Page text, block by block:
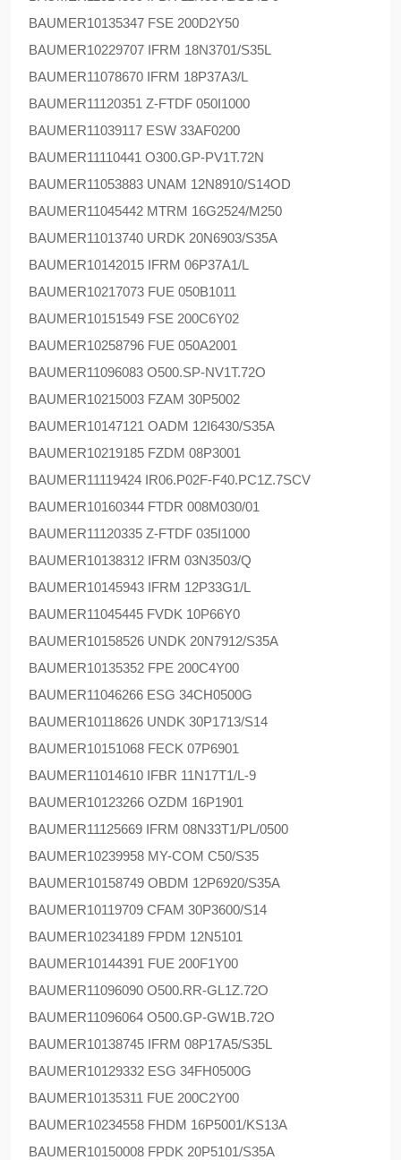
BAUMER10135347 FSE 200D2Y50
BAUMER10229707 IFRM 18N3701/S35L
BAUMER11078670 IFRM 18P37A3/L
BAUMER11120351 Z-FTDF 050I1000
BAUMER11039117 ESW 33AF0200
BAUMER11110441 O300.GP-PV1T.72N
BAUMER11053883 UNAM 12N8910/S14OD
BAUMER11045442 MTRM 16G2524/M250
BAUMER11013740 URDK 20N6903/S35A
BAUMER10142015 IFRM 06P37A1/L
BAUMER10217073 FUE 050B1011
BAUMER10151549 FSE 200C6Y02
BAUMER10258796 FUE 050A2001
BAUMER11096083 O500.SP-NV1T.72O
BAUMER10215003 FZAM 30P5002
BAUMER10147121 OADM 12I6430/S35A
BAUMER10219185 FZDM 08P3001
BAUMER11119424 IR06.P02F-F40.PC1Z.7SCV
BAUMER10160344 FTDR 008M030/01
BAUMER11120335 Z-FTDF 035I1000
BAUMER10138312 IFRM 03N3503/Q
BAUMER10145943 IFRM 12P33G1/L
BAUMER11045445 FVDK 10P66Y0
BAUMER10158526 UNDK 20N7912/S35A
BAUMER10135352 FPE 200C4Y00
BAUMER11046266 ESG 34CH0500G
BAUMER10118626 UNDK 30P1713/S14
BAUMER10151068 FECK 07P6901
BAUMER11014610 IFBR 11N17T1/L-9
BAUMER10123266 OZDM 16P1901
BAUMER11125669 IFRM 08N33T1/PL/0500
BAUMER10239958 MY-COM C50/S35
BAUMER10158749 OBDM 12P6920/S35A
BAUMER10119709 CFAM 30P3600/S14
BAUMER10234189 FPDM 12N5101
BAUMER10144391 FUE 200F1Y00
BAUMER11096090 O500.RR-GL1Z.72O
BAUMER11096064 O500.GP-GW1B.72O
BAUMER10138745 IFRM 08P17A5/S35L
BAUMER10129332 ESG 34FH0500G
BAUMER10135311 FUE 200C2Y00
BAUMER10234558 FHDM 16P5001/KS13A
BAUMER10150008 FPDK 20P5101/S35A